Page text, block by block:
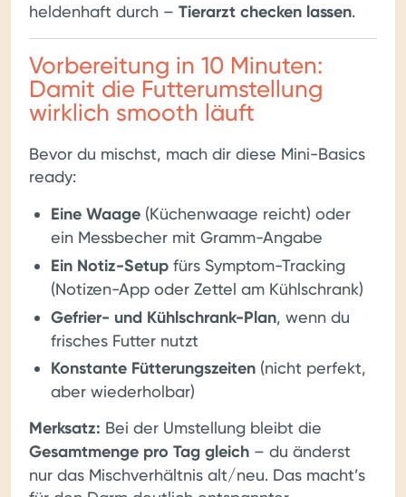
heldenhaft durch – Tierarzt checken lassen.
Vorbereitung in 10 Minuten:
Damit die Futterumstellung
wirklich smooth läuft
Bevor du mischst, mach dir diese Mini-Basics
ready:
Eine Waage (Küchenwaage reicht) oder
ein Messbecher mit Gramm-Angabe
Ein Notiz-Setup fürs Symptom-Tracking
(Notizen-App oder Zettel am Kühlschrank)
Gefrier- und Kühlschrank-Plan, wenn du
frisches Futter nutzt
Konstante Fütterungszeiten (nicht perfekt,
aber wiederholbar)
Merksatz: Bei der Umstellung bleibt die
Gesamtmenge pro Tag gleich – du änderst
nur das Mischverhältnis alt/neu. Das macht’s